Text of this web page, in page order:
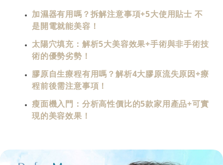
加濕器有用嗎？拆解注意事項+5大使用貼士 不
是開電就能美容！
太陽穴填充：解析5大美容效果+手術與非手術技
術的優勢劣勢！
膠原自生療程有用嗎？解析4大膠原流失原因+療
程前後需注意事項！
瘦面機入門：分析高性價比的5款家用產品+可實
現的美容效果！